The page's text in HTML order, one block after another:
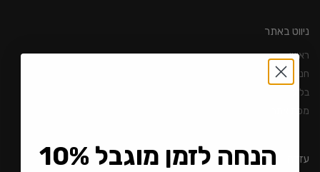
ניווט באתר
ראשי
חנות
בלוג
מפת אתר
עזרה 10% הנחה לזמן מוגבל